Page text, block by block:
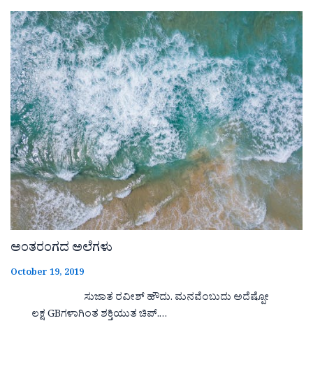
ಅಂತರಂಗದ ಅಲೆಗಳು
October 19, 2019
ಸುಜಾತ ರವೀಶ್ ಹೌದು. ಮನವೆಂಬುದು ಅದೆಷ್ಪೋ
ಲಕ್ಷ GBಗಳಾಗಿಂತ ಶಕ್ತಿಯುತ ಚಿಪ್.…